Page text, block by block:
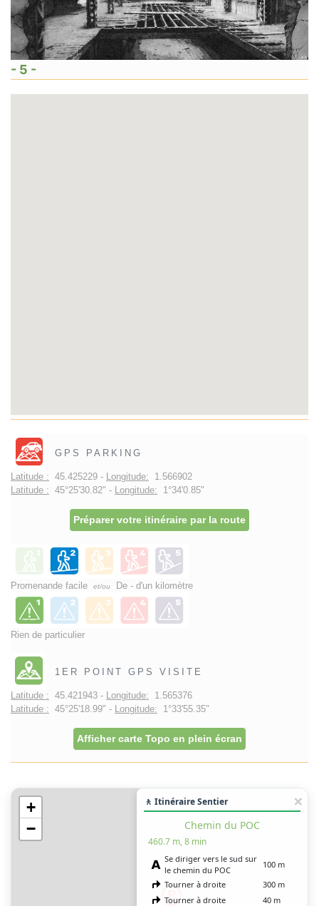
- 5 -
GPS PARKING
Latitude : 45.425229 - Longitude: 1.566902
Latitude : 45°25'30.82" - Longitude: 1°34'0.85"
Préparer votre itinéraire par la route
Promenande facile et/ou De - d'un kilomètre
Rien de particulier
1ER POINT GPS VISITE
Latitude : 45.421943 - Longitude: 1.565376
Latitude : 45°25'18.99" - Longitude: 1°33'55.35"
Afficher carte Topo en plein écran
+
−
🚶 Itinéraire Sentier
Chemin du POC
460.7 m, 8 min
Se diriger vers le sud sur
le chemin du POC
100 m
Tourner à droite
300 m
Tourner à droite
40 m